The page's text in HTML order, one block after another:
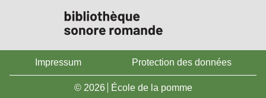
Impressum Protection des données
© 2026 École de la pomme